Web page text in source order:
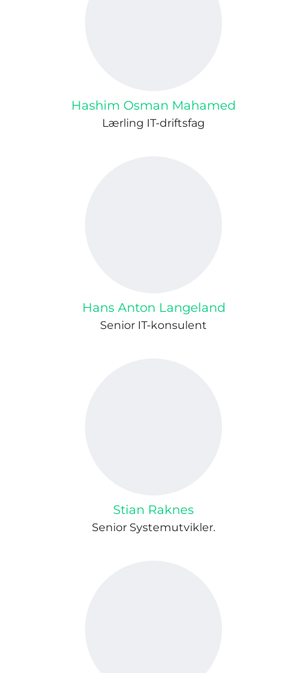
Hashim Osman Mahamed
Lærling IT-driftsfag
Hans Anton Langeland
Senior IT-konsulent
Stian Raknes
Senior Systemutvikler.